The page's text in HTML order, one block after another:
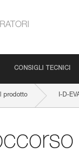
CONSIGLI TECNICI
prodotto I-D-